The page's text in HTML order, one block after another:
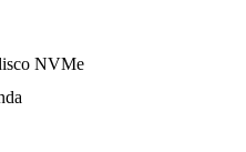
NVMe